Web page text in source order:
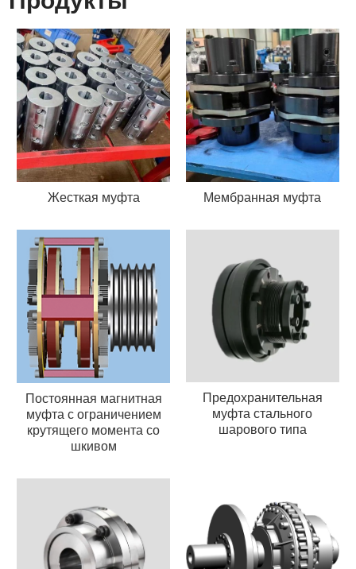
Жесткая муфта Мембранная муфта
Постоянная магнитная
муфта с ограничением
крутящего момента со
шкивом
Предохранительная
муфта стального
шарового типа